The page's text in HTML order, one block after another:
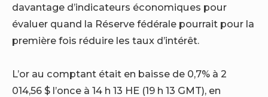
davantage d’indicateurs économiques pour
évaluer quand la Réserve fédérale pourrait pour la
première fois réduire les taux d’intérêt.
L’or au comptant était en baisse de 0,7% à 2
014,56 $ l’once à 14 h 13 HE (19 h 13 GMT), en